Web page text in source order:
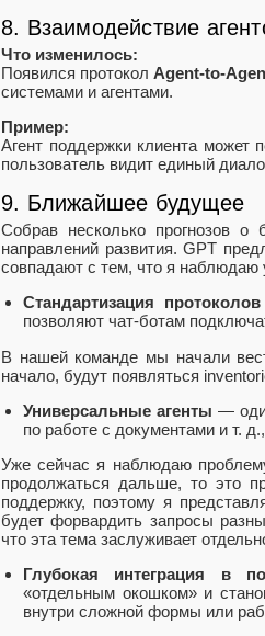
8. Взаимодействие
Что изменилось:
Появился протоколAgent-to-
системами и агентами.
Пример:
Агент поддержки клиента может
пользователь видит единый
9. Ближайшее будущее
Собрав несколько прогнозов
направлений развития. GPT
совпадают с тем, что я наблюдаю
Стандартизация
позволяют чат-ботам
В нашей команде мы начали
начало, будут появляться
Универсальные агенты —
по работе с документами и т.
Уже сейчас я наблюдаю
продолжаться дальше, то это
поддержку, поэтому я
будет форвардить запросы
что эта тема заслуживает
Глубокая интеграция в
«отдельным окошком» и
внутри сложной формы или